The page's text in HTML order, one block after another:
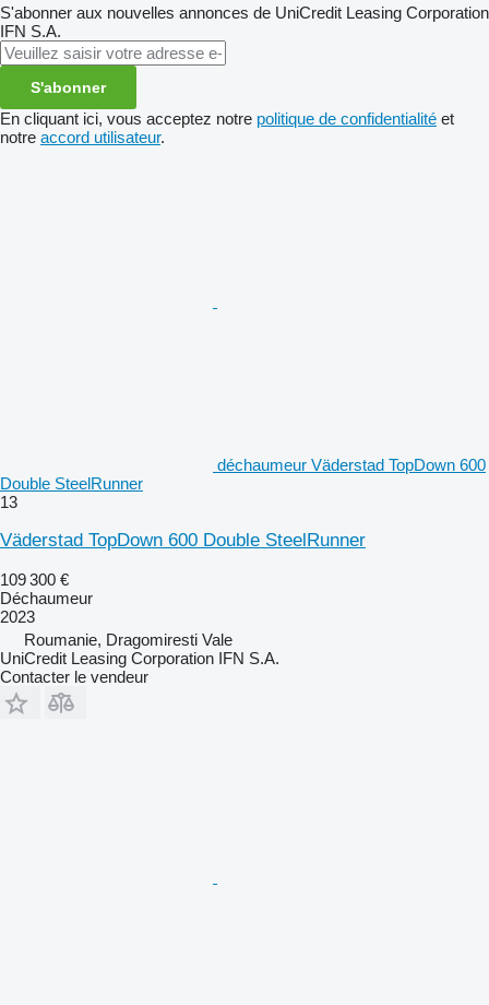
S'abonner aux nouvelles annonces de UniCredit Leasing Corporation
IFN S.A.
S'abonner
En cliquant ici, vous acceptez notre politique de confidentialité et
notre accord utilisateur.
déchaumeur Väderstad TopDown 600
Double SteelRunner
13
Väderstad TopDown 600 Double SteelRunner
109 300 €
Déchaumeur
2023
Roumanie, Dragomiresti Vale
UniCredit Leasing Corporation IFN S.A.
Contacter le vendeur